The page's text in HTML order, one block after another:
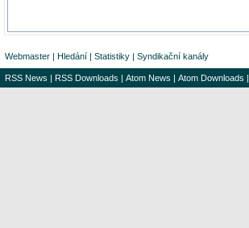
Webmaster | Hledání | Statistiky | Syndikační kanály
RSS News | RSS Downloads | Atom News | Atom Downloads |